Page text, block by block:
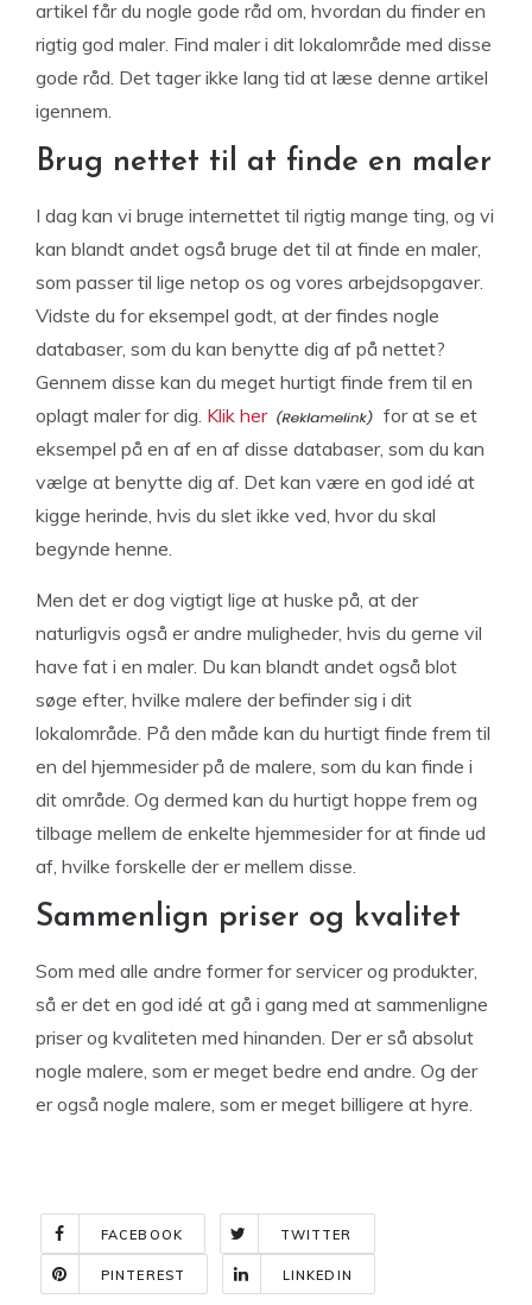
artikel får du nogle gode råd om, hvordan du finder en
rigtig god maler. Find maler i dit lokalområde med disse
gode råd. Det tager ikke lang tid at læse denne artikel
igennem.
Brug nettet til at finde en maler
I dag kan vi bruge internettet til rigtig mange ting, og vi
kan blandt andet også bruge det til at finde en maler,
som passer til lige netop os og vores arbejdsopgaver.
Vidste du for eksempel godt, at der findes nogle
databaser, som du kan benytte dig af på nettet?
Gennem disse kan du meget hurtigt finde frem til en
oplagt maler for dig. Klik her
for at se et
eksempel på en af en af disse databaser, som du kan
vælge at benytte dig af. Det kan være en god idé at
kigge herinde, hvis du slet ikke ved, hvor du skal
begynde henne.
Men det er dog vigtigt lige at huske på, at der
naturligvis også er andre muligheder, hvis du gerne vil
have fat i en maler. Du kan blandt andet også blot
søge efter, hvilke malere der befinder sig i dit
lokalområde. På den måde kan du hurtigt finde frem til
en del hjemmesider på de malere, som du kan finde i
dit område. Og dermed kan du hurtigt hoppe frem og
tilbage mellem de enkelte hjemmesider for at finde ud
af, hvilke forskelle der er mellem disse.
Sammenlign priser og kvalitet
Som med alle andre former for servicer og produkter,
så er det en god idé at gå i gang med at sammenligne
priser og kvaliteten med hinanden. Der er så absolut
nogle malere, som er meget bedre end andre. Og der
er også nogle malere, som er meget billigere at hyre.
FACEBOOK TWITTER
PINTEREST LINKEDIN